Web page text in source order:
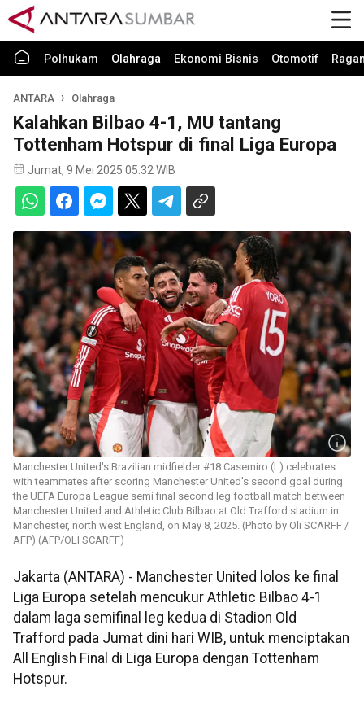
Polhukam Olahraga Ekonomi Bisnis Otomotif
ANTARA Olahraga
Kalahkan Bilbao 4-1, MU tantang
Tottenham Hotspur di final Liga Europa
Jumat, 9 Mei 2025 05:32 WIB
Manchester United's Brazilian midfielder #18 Casemiro (L) celebrates
with teammates after scoring Manchester United's second goal during
the UEFA Europa League semi final second leg football match between
Manchester United and Athletic Club Bilbao at Old Trafford stadium in
Manchester, north west England, on May 8, 2025. (Photo by Oli SCARFF /
AFP) (AFP/OLI SCARFF)
Jakarta (ANTARA) - Manchester United lolos ke final
Liga Europa setelah mencukur Athletic Bilbao 4-1
dalam laga semifinal leg kedua di Stadion Old
Trafford pada Jumat dini hari WIB, untuk menciptakan
All English Final di Liga Europa dengan Tottenham
Hotspur.